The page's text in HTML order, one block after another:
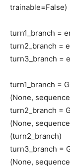
trainable=False)
turn1_branch =
turn2_branch =
turn3_branch =
turn1_branch =
(None,
turn2_branch =
(None,
(turn2_branch)
turn3_branch =
(None,